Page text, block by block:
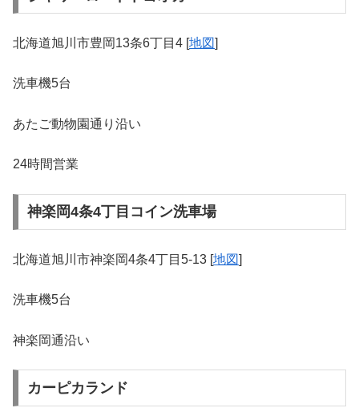
北海道旭川市豊岡13条6丁目4 [地図]
洗車機5台
あたご動物園通り沿い
24時間営業
神楽岡4条4丁目コイン洗車場
北海道旭川市神楽岡4条4丁目5-13 [地図]
洗車機5台
神楽岡通沿い
カーピカランド